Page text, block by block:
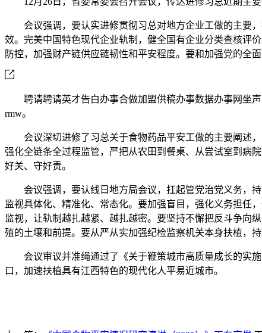
会议强调，要认实进修贯彻习总对地方企业工做的主要，
效。完美中国特色现代企业轨制，健全国有企业分类查核评
防控，加强财产链供应链韧性和平安程度。要和加强党的全
聘请聘请英才告白办事合做加盟供稿办事数据办事网坐声
rmw。
会议深切进修了习总关于食物药品平安工做的主要阐述，
强化全链条全过程监管，严把从农田到餐桌、从尝试室到病
好关、守好责。
会议强调，要认线日地方局会议，扛起管党治党义务，持
监视具体化、精准化、常态化。要加强盲目，强化义务担任
监视，让轨制越扎越紧、越扎越密。要坚持不懈把反斗争向
殖的土壤和前提。要从严从实加强纪检监察机关本身扶植，
会议审议并准绳通过了《关于鞭策城市高质量成长的实施
口，加速扶植具有江西特色的现代化人平易近城市。